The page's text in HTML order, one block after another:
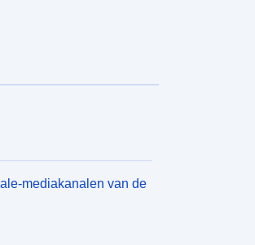
mediakanalen van de